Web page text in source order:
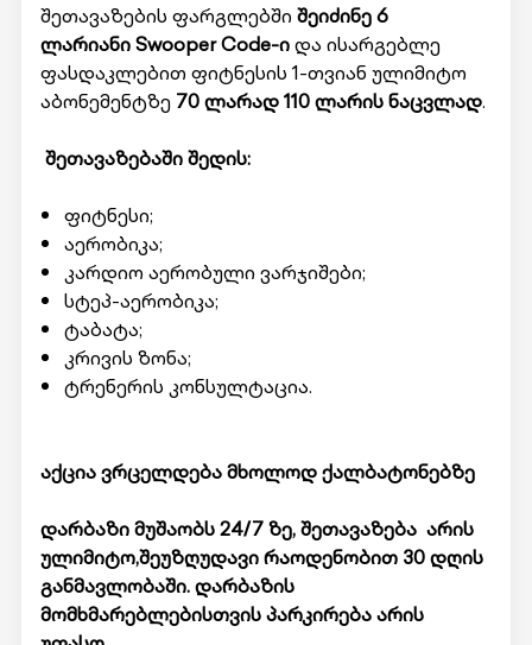
შეთავაზების ფარგლებში შეიძინე 6
ლარიანი Swooper Code-იდა ისარგებლე
ფასდაკლებით ფიტნესის 1-თვიან ულიმიტო
აბონემენტზე 70 ლარად 110 ლარის ნაცვლად.
შეთავაზებაში შედის:
ფიტნესი;
აერობიკა;
კარდიო აერობული ვარჯიშები;
სტეპ-აერობიკა;
ტაბატა;
კრივის ზონა;
ტრენერის კონსულტაცია.
აქცია ვრცელდება მხოლოდ ქალბატონებზე
დარბაზი მუშაობს 24/7 ზე, შეთავაზება არის
ულიმიტო,შეუზღუდავი რაოდენობით 30 დღის
განმავლობაში. დარბაზის
მომხმარებლებისთვის პარკირება არის